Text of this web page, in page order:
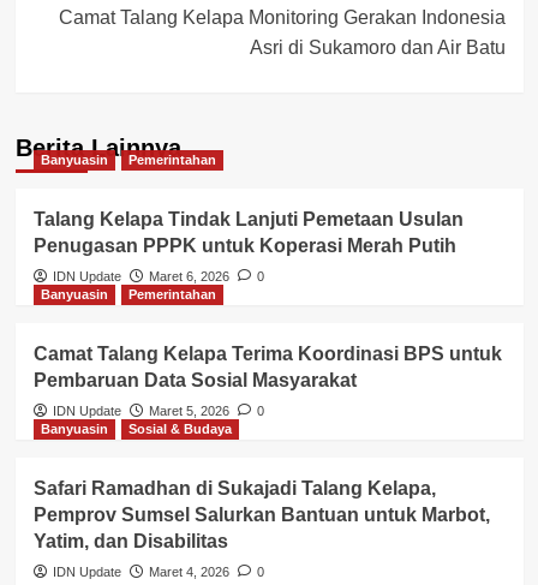
Camat Talang Kelapa Monitoring Gerakan Indonesia
Asri di Sukamoro dan Air Batu
Berita Lainnya
Banyuasin Pemerintahan
Talang Kelapa Tindak Lanjuti Pemetaan Usulan
Penugasan PPPK untuk Koperasi Merah Putih
IDN Update Maret 6, 2026
0
Banyuasin
Pemerintahan
Camat Talang Kelapa Terima Koordinasi BPS untuk
Pembaruan Data Sosial Masyarakat
IDN Update Maret 5, 2026
0
Banyuasin
Sosial & Budaya
Safari Ramadhan di Sukajadi Talang Kelapa,
Pemprov Sumsel Salurkan Bantuan untuk Marbot,
Yatim, dan Disabilitas
IDN Update Maret 4, 2026 0